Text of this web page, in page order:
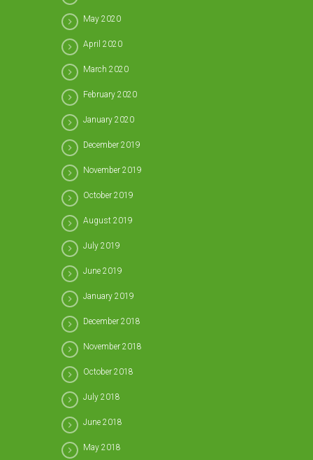
May 2020
April 2020
March 2020
February 2020
January 2020
December 2019
November 2019
October 2019
August 2019
July 2019
June 2019
January 2019
December 2018
November 2018
October 2018
July 2018
June 2018
May 2018